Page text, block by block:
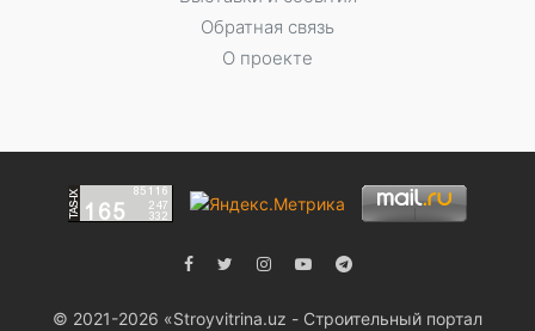
Обратная связь
О проекте
© 2021-2026 «Stroyvitrina.uz - Строительный портал